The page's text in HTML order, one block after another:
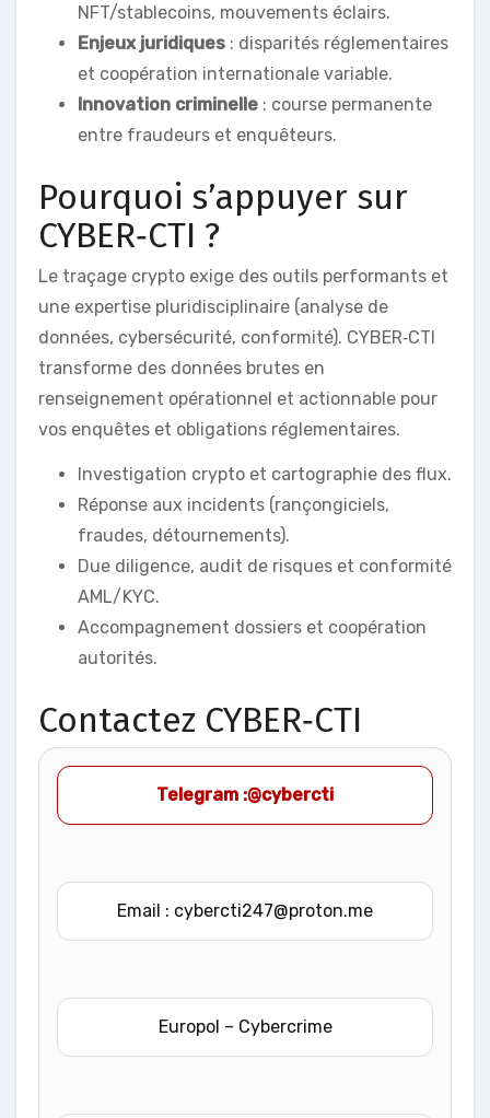
NFT/stablecoins, mouvements éclairs.
Enjeux juridiques : disparités réglementaires
et coopération internationale variable.
Innovation criminelle : course permanente
entre fraudeurs et enquêteurs.
Pourquoi s’appuyer sur
CYBER‑CTI ?
Le traçage crypto exige des outils performants et
une expertise pluridisciplinaire (analyse de
données, cybersécurité, conformité). CYBER‑CTI
transforme des données brutes en
renseignement opérationnel et actionnable pour
vos enquêtes et obligations réglementaires.
Investigation crypto et cartographie des flux.
Réponse aux incidents (rançongiciels,
fraudes, détournements).
Due diligence, audit de risques et conformité
AML/KYC.
Accompagnement dossiers et coopération
autorités.
Contactez CYBER‑CTI
Telegram :@cybercti
Email : cybercti247@proton.me
Europol – Cybercrime